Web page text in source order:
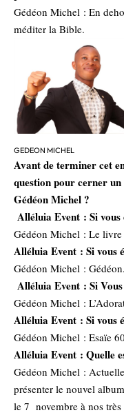
Gédéon Michel : En
méditer la Bible.
GEDEON MICHEL
Avant de terminer cet
question pour cerner
Gédéon Michel ?
Alléluia Event : Si
Gédéon Michel : Le livre
Alléluia Event : Si vous
Gédéon Michel : Gédéon.
Alléluia Event : Si
Gédéon Michel :
Alléluia Event : Si vous
Gédéon Michel : Esaïe
Alléluia Event : Quelle
Gédéon Michel :
présenter le nouvel
le 7 novembre à nos